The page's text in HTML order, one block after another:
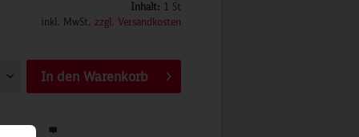
Inhalt: 1 St
inkl. MwSt. zzgl. Versandkosten
In den Warenkorb